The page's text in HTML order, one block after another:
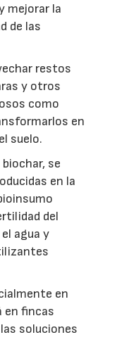
mejorar la
de las
restos
y otros
como
en
suelo.
se
en la
del
agua y
en
en fincas
soluciones